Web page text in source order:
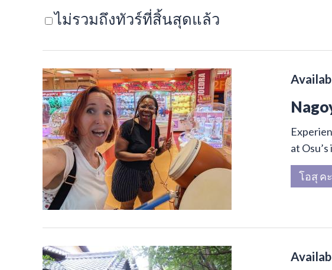
ไม่รวมถึงทัวร์ที่สิ้นสุดแล้ว
at
โอสุ ค